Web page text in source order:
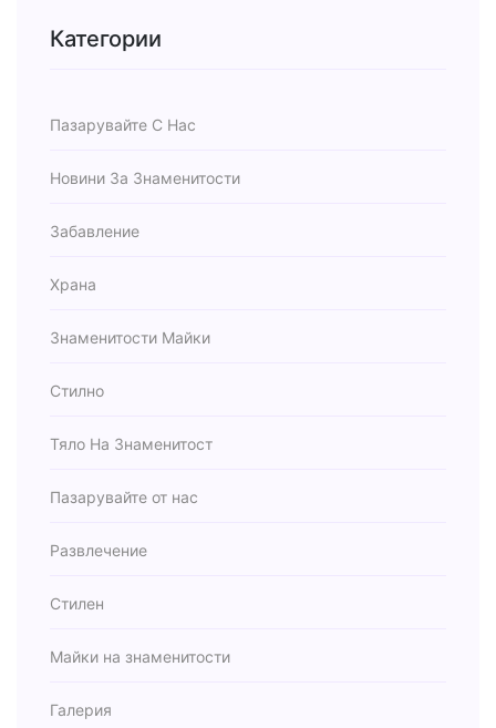
Категории
Пазарувайте С Нас
Новини За Знаменитости
Забавление
Храна
Знаменитости Майки
Стилно
Тяло На Знаменитост
Пазарувайте от нас
Развлечение
Стилен
Майки на знаменитости
Галерия